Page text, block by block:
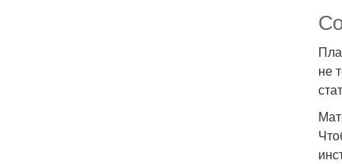
не